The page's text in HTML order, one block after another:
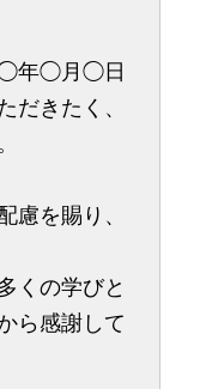
◯年◯月◯日
だきたく、
慮を賜り、
くの学びと
ら感謝して